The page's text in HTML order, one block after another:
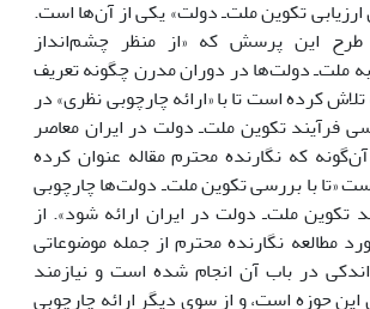
تکوین ملت‌ـ دولت» یکى از آن‌ها است.
طرح این پرسش که «از منظر چشم‌انداز
ملت‌ـ دولت‌ها در دوران مدرن چگونه تعریف
کرده است تا با «ارائه چارچوبى نظرى» در
فرآیند تکوین ملت‌ـ دولت در ایران معاصر
که نگارنده محترم مقاله عنوان کرده
«تا با بررسى تکوین ملت‌ـ دولت‌ها چارچوبى
تکوین ملت‌ـ دولت در ایران ارائه شود». از
مطالعه نگارنده محترم از جمله موضوعاتى
در باب آن انجام شده است و نیازمند
حوزه است، و از سوى دیگر ارائه چارچوبى